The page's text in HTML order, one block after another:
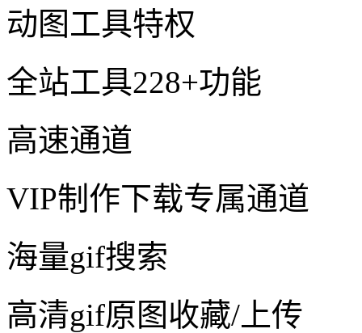
动图工具特权
全站工具228+功能
高速通道
VIP制作下载专属通道
海量gif搜索
高清gif原图收藏/上传